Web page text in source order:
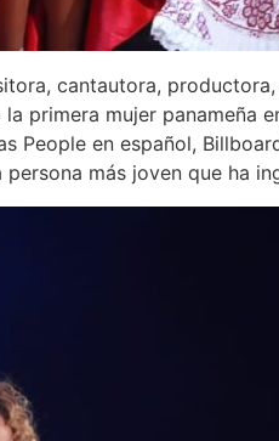
cantautora,
primera mujer panameña
People en español,
más joven que ha